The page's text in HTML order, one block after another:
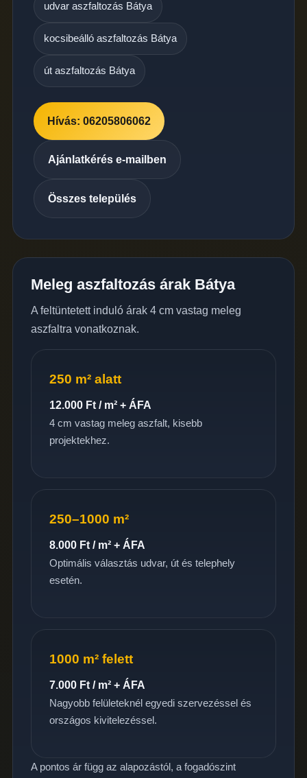
udvar aszfaltozás Bátya
kocsibeálló aszfaltozás Bátya
út aszfaltozás Bátya
Hívás: 06205806062
Ajánlatkérés e-mailben
Összes település
Meleg aszfaltozás árak Bátya
A feltüntetett induló árak 4 cm vastag meleg
aszfaltra vonatkoznak.
250 m² alatt
12.000 Ft / m² + ÁFA
4 cm vastag meleg aszfalt, kisebb
projektekhez.
250–1000 m²
8.000 Ft / m² + ÁFA
Optimális választás udvar, út és telephely
esetén.
1000 m² felett
7.000 Ft / m² + ÁFA
Nagyobb felületeknél egyedi szervezéssel és
országos kivitelezéssel.
A pontos ár függ az alapozástól, a fogadószint